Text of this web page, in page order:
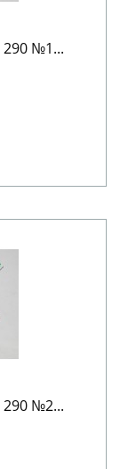
290 №1...
290 №2...